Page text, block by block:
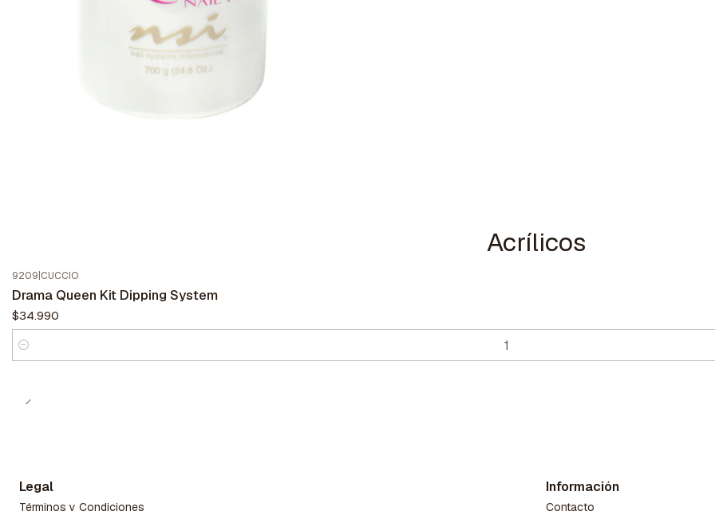
Acrílicos
9209 CUCCIO
Drama Queen Kit Dipping System
$34.990
Cantidad
Legal
Términos y Condiciones
Información
Contacto